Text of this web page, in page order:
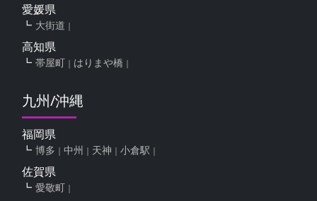
愛媛県
大街道
高知県
帯屋町 はりまや橋
九州/沖縄
福岡県
博多 中州 天神 小倉駅
佐賀県
愛敬町